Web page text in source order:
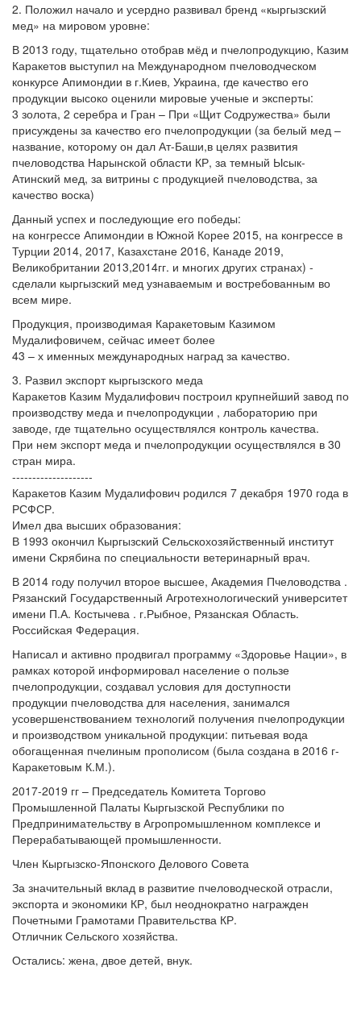
2. Положил начало и усердно развивал бренд «кыргызский
мед» на мировом уровне:
В 2013 году, тщательно отобрав мёд и пчелопродукцию, Казим
Каракетов выступил на Международном пчеловодческом
конкурсе Апимондии в г.Киев, Украина, где качество его
продукции высоко оценили мировые ученые и эксперты:
3 золота, 2 серебра и Гран – При «Щит Содружества» были
присуждены за качество его пчелопродукции (за белый мед –
название, которому он дал Ат-Баши,в целях развития
пчеловодства Нарынской области КР, за темный Ысык-
Атинский мед, за витрины с продукцией пчеловодства, за
качество воска)
Данный успех и последующие его победы:
на конгрессе Апимондии в Южной Корее 2015, на конгрессе в
Турции 2014, 2017, Казахстане 2016, Канаде 2019,
Великобритании 2013,2014гг. и многих других странах) -
сделали кыргызский мед узнаваемым и востребованным во
всем мире.
Продукция, производимая Каракетовым Казимом
Мудалифовичем, сейчас имеет более
43 – х именных международных наград за качество.
3. Развил экспорт кыргызского меда
Каракетов Казим Мудалифович построил крупнейший завод по
производству меда и пчелопродукции , лабораторию при
заводе, где тщательно осуществлялся контроль качества.
При нем экспорт меда и пчелопродукции осуществлялся в 30
стран мира.
--------------------
Каракетов Казим Мудалифович родился 7 декабря 1970 года в
РСФСР.
Имел два высших образования:
В 1993 окончил Кыргызский Сельскохозяйственный институт
имени Скрябина по специальности ветеринарный врач.
В 2014 году получил второе высшее, Академия Пчеловодства .
Рязанский Государственный Агротехнологический университет
имени П.А. Костычева . г.Рыбное, Рязанская Область.
Российская Федерация.
Написал и активно продвигал программу «Здоровье Нации», в
рамках которой информировал население о пользе
пчелопродукции, создавал условия для доступности
продукции пчеловодства для населения, занимался
усовершенствованием технологий получения пчелопродукции
и производством уникальной продукции: питьевая вода
обогащенная пчелиным прополисом (была создана в 2016 г-
Каракетовым К.М.).
2017-2019 гг – Председатель Комитета Торгово
Промышленной Палаты Кыргызской Республики по
Предпринимательству в Агропромышленном комплексе и
Перерабатывающей промышленности.
Член Кыргызско-Японского Делового Совета
За значительный вклад в развитие пчеловодческой отрасли,
экспорта и экономики КР, был неоднократно награжден
Почетными Грамотами Правительства КР.
Отличник Сельского хозяйства.
Остались: жена, двое детей, внук.